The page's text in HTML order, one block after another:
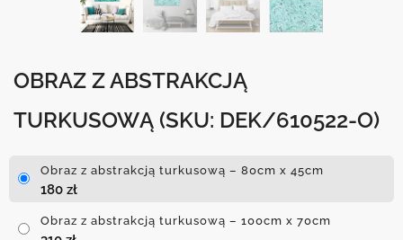
OBRAZ Z ABSTRAKCJĄ
TURKUSOWĄ (SKU: DEK/610522-O)
Obraz z abstrakcją turkusową – 80cm x 45cm
180 zł
Obraz z abstrakcją turkusową – 100cm x 70cm